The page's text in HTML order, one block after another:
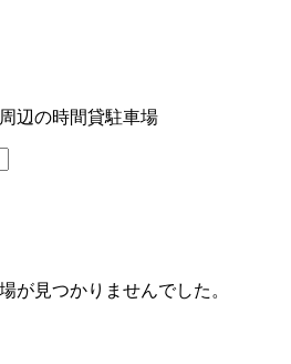
辺の時間貸駐車場
が見つかりませんでした。